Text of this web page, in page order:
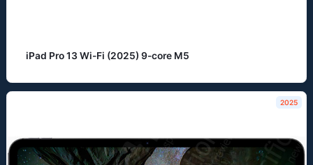
iPad Pro 13 Wi-Fi (2025) 9-core M5
2025